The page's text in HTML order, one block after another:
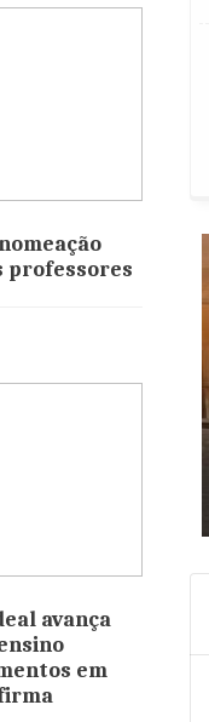
professores
avança
em